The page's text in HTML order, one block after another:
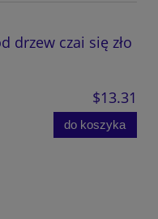
drzew czai się zło
$13.31
do koszyka